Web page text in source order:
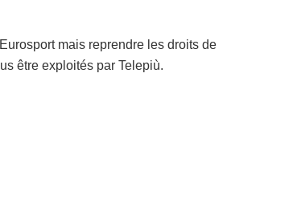
mais reprendre les droits de
être exploités par Telepiù.